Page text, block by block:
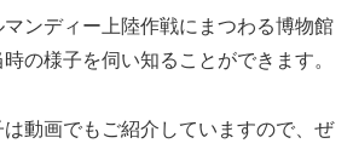
ンディー上陸作戦にまつわる博物館
の様子を伺い知ることができます。
動画でもご紹介していますので、ぜ